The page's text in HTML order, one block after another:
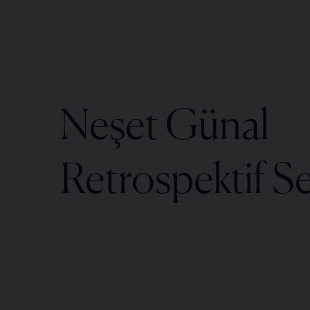
Neşet Günal
Retrospektif